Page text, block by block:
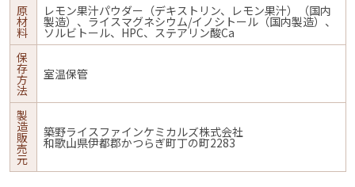
原
材
料
レモン果汁パウダー（デキストリン、レモン果汁）（国内
製造）、ライスマグネシウム/イノシトール（国内製造）、
ソルビトール、HPC、ステアリン酸Ca
保
存
方
法
室温保管
製
造
販
売
元
築野ライスファインケミカルズ株式会社
和歌山県伊都郡かつらぎ町丁の町2283